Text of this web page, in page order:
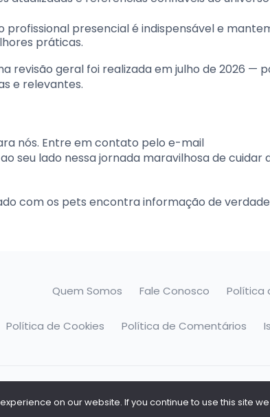
presencial é indispensável e
práticas.
revisão geral foi realizada em julho de 2026 —
e relevantes.
nós. Entre em contato pelo e-mail
seu lado nessa jornada maravilhosa de cuidar
com os pets encontra informação de
Quem Somos Fale Conosco Política
Política de Cookies Política de Comentários
on our website. If you continue to use this site